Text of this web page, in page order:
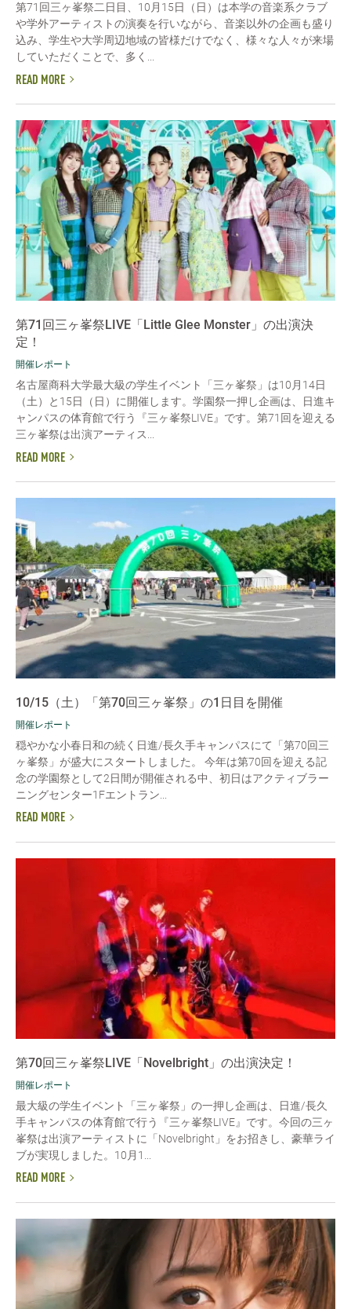
第71回三ヶ峯祭二日目、10月15日（日）は本学の音楽系クラブ
や学外アーティストの演奏を行いながら、音楽以外の企画も盛り
込み、学生や大学周辺地域の皆様だけでなく、様々な人々が来場
していただくことで、多く...
READ MORE
第71回三ヶ峯祭LIVE「Little Glee Monster」の出演決
定！
開催レポート
名古屋商科大学最大級の学生イベント「三ヶ峯祭」は10月14日
（土）と15日（日）に開催します。学園祭一押し企画は、日進キ
ャンパスの体育館で行う『三ヶ峯祭LIVE』です。第71回を迎える
三ヶ峯祭は出演アーティス...
READ MORE
10/15（土）「第70回三ヶ峯祭」の1日目を開催
開催レポート
穏やかな小春日和の続く日進/長久手キャンパスにて「第70回三
ヶ峯祭」が盛大にスタートしました。 今年は第70回を迎える記
念の学園祭として2日間が開催される中、初日はアクティブラー
ニングセンター1Fエントラン...
READ MORE
第70回三ヶ峯祭LIVE「Novelbright」の出演決定！
開催レポート
最大級の学生イベント「三ヶ峯祭」の一押し企画は、日進/長久
手キャンパスの体育館で行う『三ヶ峯祭LIVE』です。今回の三ヶ
峯祭は出演アーティストに「Novelbright」をお招きし、豪華ライ
ブが実現しました。10月1...
READ MORE